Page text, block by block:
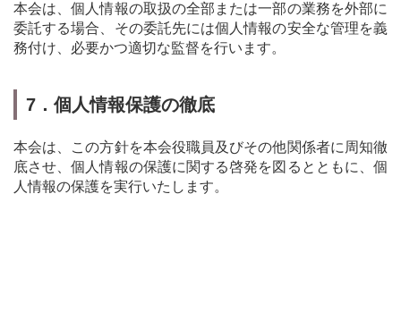
本会は、個人情報の取扱の全部または一部の業務を外部に
委託する場合、その委託先には個人情報の安全な管理を義
務付け、必要かつ適切な監督を行います。
7．個人情報保護の徹底
本会は、この方針を本会役職員及びその他関係者に周知徹
底させ、個人情報の保護に関する啓発を図るとともに、個
人情報の保護を実行いたします。